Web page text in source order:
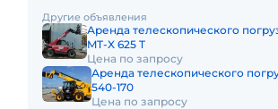
11010 кг, мощно
Другие объявления
Аренда телескопического
MT-X 625 T
Цена по запросу
Аренда телескопического
540-170
Цена по запросу